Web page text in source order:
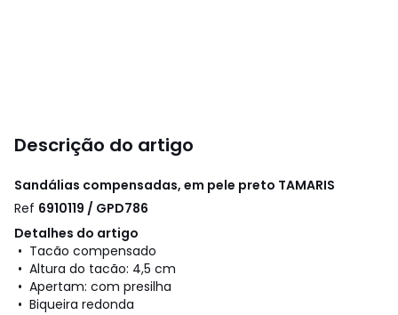
Descrição do artigo
Sandálias compensadas, em pele preto TAMARIS
Ref 6910119 / GPD786
Detalhes do artigo
• Tacão compensado
• Altura do tacão: 4,5 cm
• Apertam: com presilha
• Biqueira redonda